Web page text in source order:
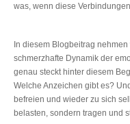
was, wenn diese
In diesem Blogbeitrag
schmerzhafte Dynamik der
genau steckt hinter diesem
Welche Anzeichen gibt es?
befreien und wieder zu sich
belasten, sondern tragen und